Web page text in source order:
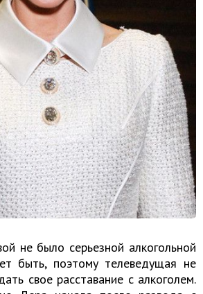
не было серьезной алкогольной
быть, поэтому телеведущая не
свое расставание с алкоголем.